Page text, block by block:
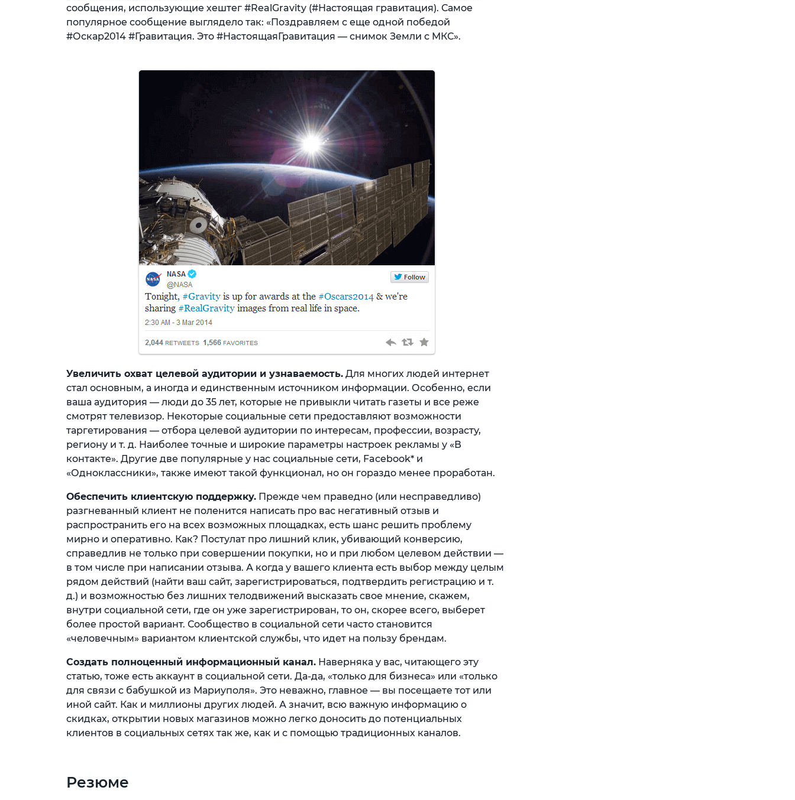
сообщения, использующие хештег #RealGravity (#Настоящая гравитация). Самое
популярное сообщение выглядело так: «Поздравляем с еще одной победой
#Оскар2014 #Гравитация. Это #НастоящаяГравитация — снимок Земли с МКС».
Увеличить охват целевой аудитории и узнаваемость. Для многих людей интернет
стал основным, а иногда и единственным источником информации. Особенно, если
ваша аудитория — люди до 35 лет, которые не привыкли читать газеты и все реже
смотрят телевизор. Некоторые социальные сети предоставляют возможности
таргетирования — отбора целевой аудитории по интересам, профессии, возрасту,
региону и т. д. Наиболее точные и широкие параметры настроек рекламы у «В
контакте». Другие две популярные у нас социальные сети, Facebook* и
«Одноклассники», также имеют такой функционал, но он гораздо менее проработан.
Обеспечить клиентскую поддержку. Прежде чем праведно (или несправедливо)
разгневанный клиент не поленится написать про вас негативный отзыв и
распространить его на всех возможных площадках, есть шанс решить проблему
мирно и оперативно. Как? Постулат про лишний клик, убивающий конверсию,
справедлив не только при совершении покупки, но и при любом целевом действии —
в том числе при написании отзыва. А когда у вашего клиента есть выбор между целым
рядом действий (найти ваш сайт, зарегистрироваться, подтвердить регистрацию и т.
д.) и возможностью без лишних телодвижений высказать свое мнение, скажем,
внутри социальной сети, где он уже зарегистрирован, то он, скорее всего, выберет
более простой вариант. Сообщество в социальной сети часто становится
«человечным» вариантом клиентской службы, что идет на пользу брендам.
Создать полноценный информационный канал. Наверняка у вас, читающего эту
статью, тоже есть аккаунт в социальной сети. Да-да, «только для бизнеса» или «только
для связи с бабушкой из Мариуполя». Это неважно, главное — вы посещаете тот или
иной сайт. Как и миллионы других людей. А значит, всю важную информацию о
скидках, открытии новых магазинов можно легко доносить до потенциальных
клиентов в социальных сетях так же, как и с помощью традиционных каналов.
Резюме